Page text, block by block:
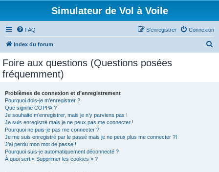
Simulateur de Vol à Voile
FAQ Connexion
S’enregistrer
Index du forum
Foire aux questions (Questions posées
fréquemment)
Problèmes de connexion et d’enregistrement
Pourquoi dois-je m’enregistrer ?
Que signifie COPPA ?
Je souhaite m’enregistrer, mais je n’y parviens pas !
Je suis enregistré mais je ne peux pas me connecter !
Pourquoi ne puis-je pas me connecter ?
Je me suis enregistré par le passé mais je ne peux plus me connecter ?!
J’ai perdu mon mot de passe !
Pourquoi suis-je automatiquement déconnecté ?
À quoi sert « Supprimer les cookies » ?